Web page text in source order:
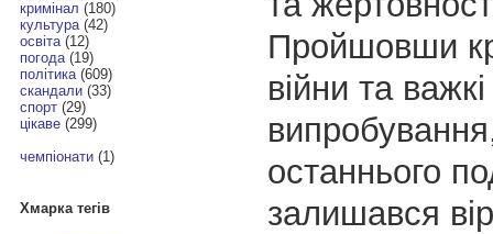
кримінал (180)
культура(42)
освіта(12)
погода(19)
політика(609)
скандали(33)
спорт(29)
цікаве(299)
чемпіонати(1)
Хмарка тегів
Пройшовши
війни та
останнього
залишався